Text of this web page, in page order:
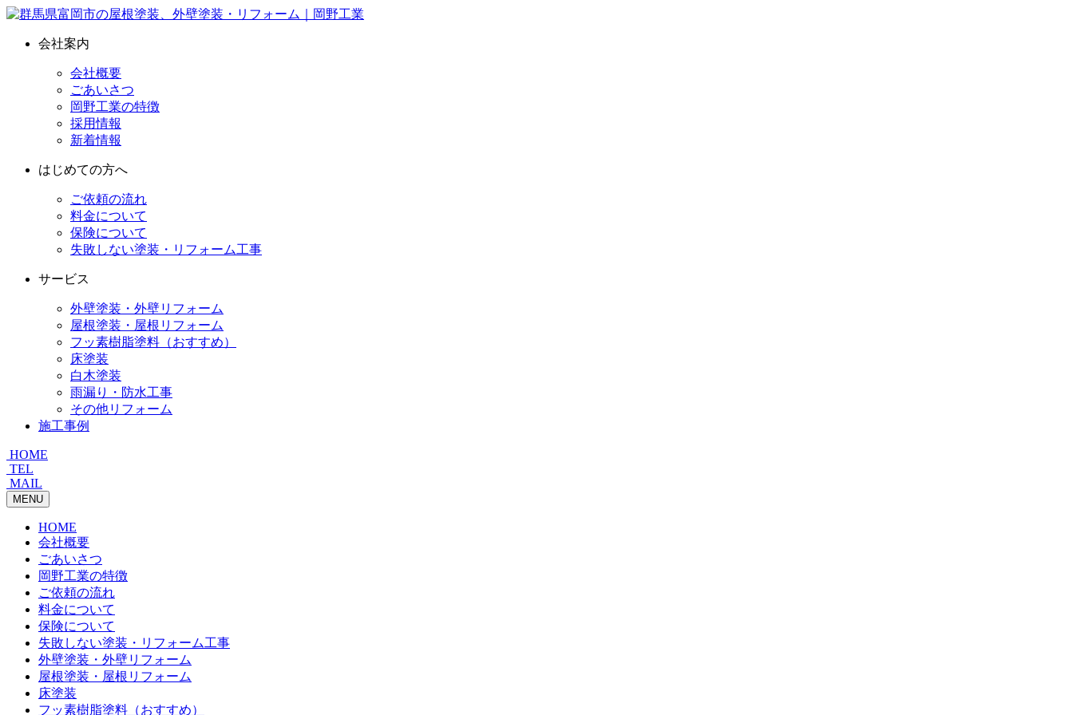
会社案内
会社概要
ごあいさつ
岡野工業の特徴
採用情報
新着情報
はじめての方へ
ご依頼の流れ
料金について
保険について
失敗しない塗装・リフォーム工事
サービス
外壁塗装・外壁リフォーム
屋根塗装・屋根リフォーム
フッ素樹脂塗料（おすすめ）
床塗装
白木塗装
雨漏り・防水工事
その他リフォーム
施工事例
HOME
TEL
MAIL
MENU
HOME
会社概要
ごあいさつ
岡野工業の特徴
ご依頼の流れ
料金について
保険について
失敗しない塗装・リフォーム工事
外壁塗装・外壁リフォーム
屋根塗装・屋根リフォーム
床塗装
フッ素樹脂塗料（おすすめ）